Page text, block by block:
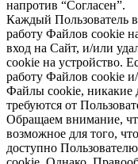
напротив “Согласен”.
Каждый Пользователь
работу Файлов cookie
вход на Сайт, и/или
cookie на устройство.
работу Файлов cookie
Файлы cookie, никакие
требуются от
Обращаем внимание,
возможное для того,
доступно